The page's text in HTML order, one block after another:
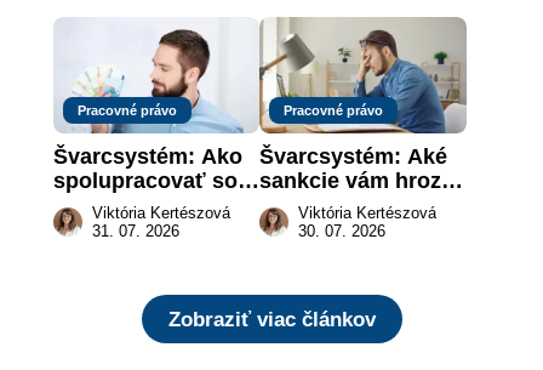
Pracovné právo
Švarcsystém: Ako
spolupracovať so
živnostníkom
legálne a bez
Viktória Kertészová
31. 07. 2026
Pracovné právo
Švarcsystém: Aké
sankcie vám hrozia
a prečo nestačí
zaplatiť pokutu?
Viktória Kertészová
30. 07. 2026
Zobraziť viac článkov